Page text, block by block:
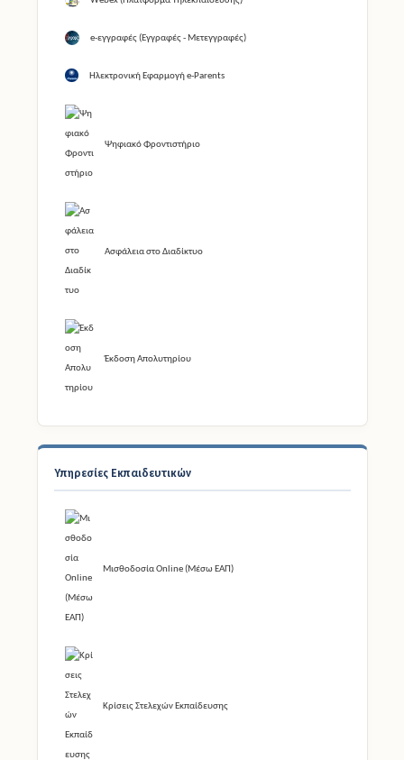
e-εγγραφές (Εγγραφές - Μετεγγραφές)
Ηλεκτρονική Εφαρμογή e-Parents
Ψηφιακό Φροντιστήριο
Ασφάλεια στο Διαδίκτυο
Έκδοση Απολυτηρίου
Υπηρεσίες Εκπαιδευτικών
Μισθοδοσία Online (Μέσω ΕΑΠ)
Κρίσεις Στελεχών Εκπαίδευσης